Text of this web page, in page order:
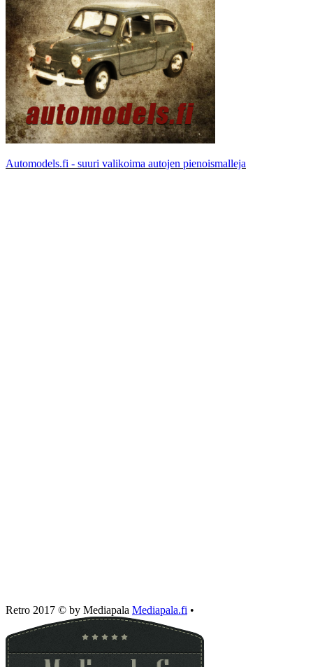
Automodels.fi - suuri valikoima autojen pienoismalleja
Retro 2017 © by Mediapala Mediapala.fi •